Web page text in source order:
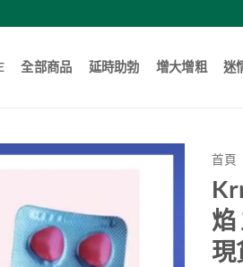
全部商品 延時助勃 增大增粗 迷
首頁
焰
現